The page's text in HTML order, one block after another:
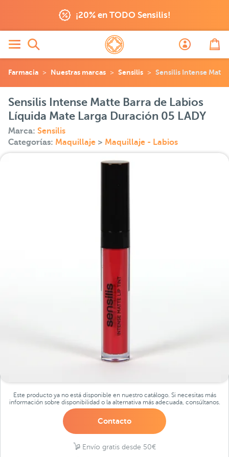
¡20% en TODO Sensilis!
Farmacia Nuestras marcas Sensilis Sensilis Intense
Sensilis Intense Matte Barra de Labios
Líquida Mate Larga Duración 05 LADY
Marca: Sensilis
Categorías: Maquillaje > Maquillaje - Labios
Este producto ya no está disponible en nuestro catálogo. Si necesitas más
información sobre disponibilidad o la alternativa más adecuada, consúltanos.
Contacto
Envío gratis desde 50€